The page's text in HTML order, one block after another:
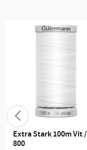
Extra Stark 100m Vit /
800